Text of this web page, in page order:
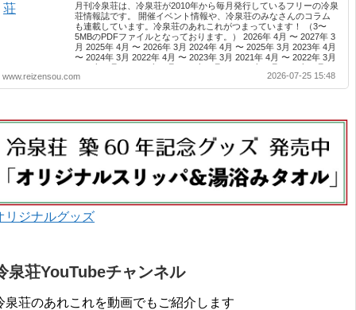
月刊冷泉荘は、冷泉荘が2010年から毎月発行しているフリーの冷泉
荘情報誌です。 開催イベント情報や、冷泉荘のみなさんのコラム
も連載しています。冷泉荘のあれこれがつまっています！ （3〜
5MBのPDFファイルとなっております。） 2026年 4月 〜 2027年 3
月 2025年 4月 〜 2026年 3月 2024年 4月 〜 2025年 3月 2023年 4月
〜 2024年 3月 2022年 4月 〜 2023年 3月 2021年 4月 〜 2022年 3月
2020年 4月 〜 2021年 3月 2019年 4月 〜 2020年 3月 2018年 4月 〜
2019年 3月 2017年 4月 〜 2018年 3月 2016年 4月 〜 2017年 3月
2015年 4月 〜 2016年 3月 2014年 4月 〜 2015年 3月 2013...
www.reizensou.com 2026-07-25 15:48
リジナルグッズ
泉荘YouTubeチャンネル
泉荘のあれこれを動画でもご紹介します